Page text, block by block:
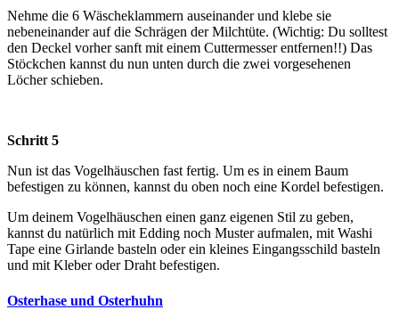
Nehme die 6 Wäscheklammern auseinander und klebe sie
nebeneinander auf die Schrägen der Milchtüte. (Wichtig: Du solltest
den Deckel vorher sanft mit einem Cuttermesser entfernen!!) Das
Stöckchen kannst du nun unten durch die zwei vorgesehenen
Löcher schieben.
Schritt 5
Nun ist das Vogelhäuschen fast fertig. Um es in einem Baum
befestigen zu können, kannst du oben noch eine Kordel befestigen.
Um deinem Vogelhäuschen einen ganz eigenen Stil zu geben,
kannst du natürlich mit Edding noch Muster aufmalen, mit Washi
Tape eine Girlande basteln oder ein kleines Eingangsschild basteln
und mit Kleber oder Draht befestigen.
Osterhase und Osterhuhn